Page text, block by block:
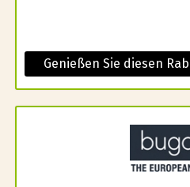
Genießen Sie diesen